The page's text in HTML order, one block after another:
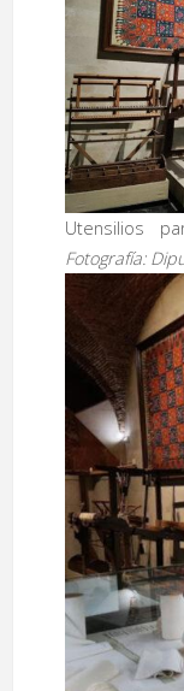
Utensilios
Fotografía: